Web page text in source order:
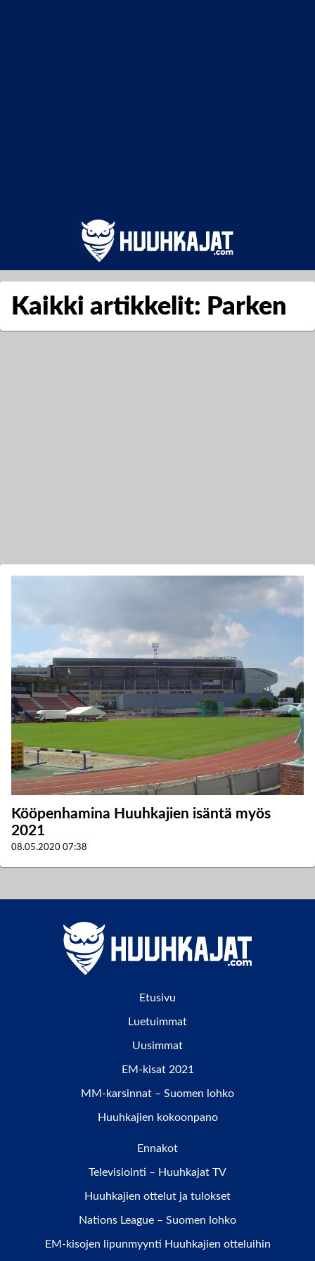
Kaikki artikkelit: Parken
Kööpenhamina Huuhkajien isäntä myös
2021
08.05.2020 07:38
Etusivu
Luetuimmat
Uusimmat
EM-kisat 2021
MM-karsinnat – Suomen lohko
Huuhkajien kokoonpano
Ennakot
Televisiointi – Huuhkajat TV
Huuhkajien ottelut ja tulokset
Nations League – Suomen lohko
EM-kisojen lipunmyynti Huuhkajien otteluihin